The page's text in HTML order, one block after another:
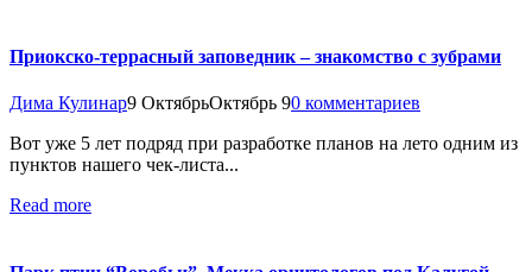
Приокско-террасный заповедник – знакомство с зубрами
Дима Кулинар9 ОктябрьОктябрь 90 комментариев
Вот уже 5 лет подряд при разработке планов на лето одним из
пунктов нашего чек-листа...
Read more